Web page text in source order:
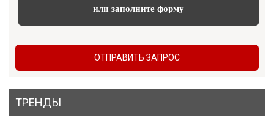
или заполните форму
ОТПРАВИТЬ ЗАПРОС
ТРЕНДЫ